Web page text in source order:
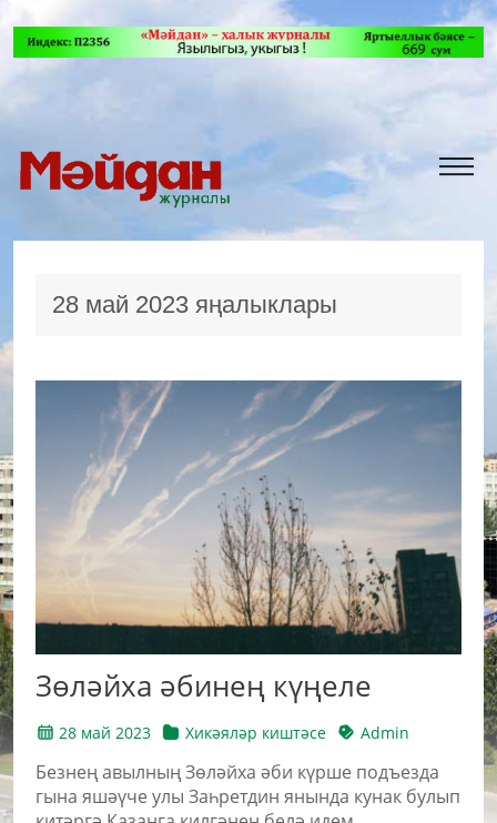
28 май 2023 яңалыклары
Зөләйха әбинең күңеле
28 май 2023 Хикәяләр киштәсе Admin
Безнең авылның Зөләйха әби күрше подъезда
гына яшәүче улы Заһретдин янында кунак булып